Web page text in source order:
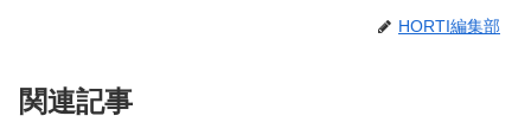
HORTI編集部
関連記事